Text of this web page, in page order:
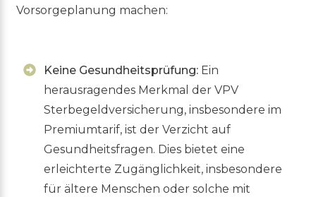
Vorsorgeplanung machen:
Keine Gesundheitsprüfung: Ein
herausragendes Merkmal der VPV
Sterbegeldversicherung, insbesondere im
Premiumtarif, ist der Verzicht auf
Gesundheitsfragen. Dies bietet eine
erleichterte Zugänglichkeit, insbesondere
für ältere Menschen oder solche mit